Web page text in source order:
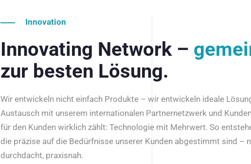
Innovation
Innovating Network –
zur besten Lösung.
Wir entwickeln nicht einfach Produkte – wir entwickeln ideale
Austausch mit unserem internationalen Partnernetzwerk und
für den Kunden wirklich zählt: Technologie mit Mehrwert. So
die präzise auf die Bedürfnisse unserer Kunden abgestimmt sind –
durchdacht, praxisnah.